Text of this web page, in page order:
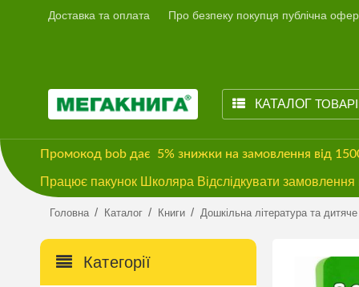
Доставка та оплата Про безпеку покупця публічна
КАТАЛОГ
Промокод bob дає 5% знижки на замовлення від
Працює пакунок Школяра Відслідкувати
Головна / Каталог / Книги / Дошкільна література та
Категорії